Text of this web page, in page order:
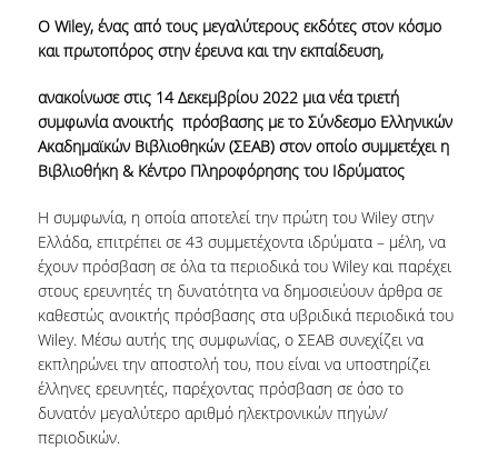
ΕΡΓΑ ΑΝΑΠΤΥΞΗΣ
ΕΝΤΥΠΕΣ ΣΥΛΛΟΓΕΣ
ΨΗΦΙΑΚΕΣ ΠΗΓΕΣ
ΚΕΝΤΡΑ ΤΕΚΜΗΡΙΩΣΗΣ
Κ.Ε.Τ
ΟΟΣΑ
Π.Ο.Τ
ΥΠΗΡΕΣΙΕΣ
Ο Wiley, ένας από τους μεγαλύτερους εκδότες στον κόσμο
και πρωτοπόρος στην έρευνα και την εκπαίδευση,
ανακοίνωσε στις 14 Δεκεμβρίου 2022 μια νέα τριετή
συμφωνία ανοικτής πρόσβασης με το Σύνδεσμο Ελληνικών
Ακαδημαϊκών Βιβλιοθηκών (ΣΕΑΒ) στον οποίο συμμετέχει η
Βιβλιοθήκη & Κέντρο Πληροφόρησης του Ιδρύματος
Η συμφωνία, η οποία αποτελεί την πρώτη του Wiley στην
Ελλάδα, επιτρέπει σε 43 συμμετέχοντα ιδρύματα – μέλη, να
έχουν πρόσβαση σε όλα τα περιοδικά του Wiley και παρέχει
στους ερευνητές τη δυνατότητα να δημοσιεύουν άρθρα σε
καθεστώς ανοικτής πρόσβασης στα υβριδικά περιοδικά του
Wiley. Μέσω αυτής της συμφωνίας, ο ΣΕΑΒ συνεχίζει να
εκπληρώνει την αποστολή του, που είναι να υποστηρίζει
έλληνες ερευνητές, παρέχοντας πρόσβαση σε όσο το
δυνατόν μεγαλύτερο αριθμό ηλεκτρονικών πηγών/
περιοδικών.